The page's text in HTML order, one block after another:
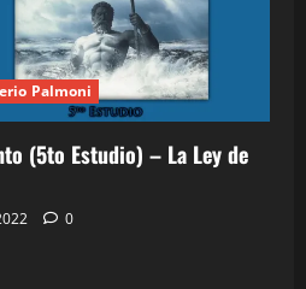
Palmoni
(5to Estudio) – La Ley de
0